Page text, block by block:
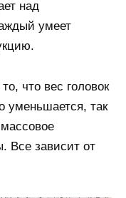
над
умеет
что вес головок
уменьшается, так
Все зависит от